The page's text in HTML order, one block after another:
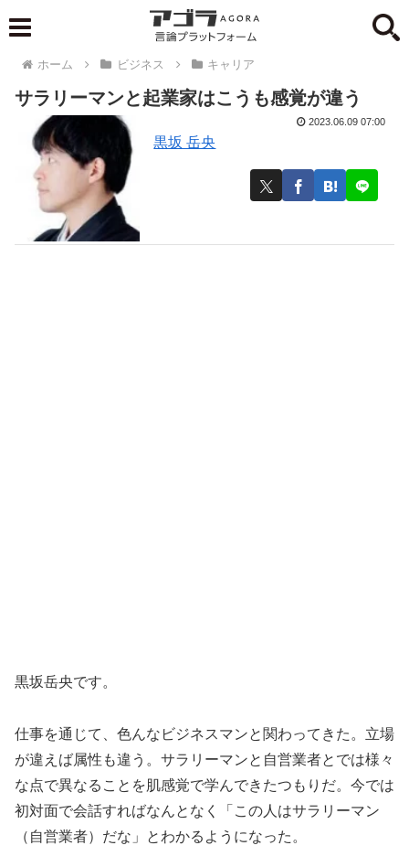
ホーム ビジネス キャリア
サラリーマンと起業家はこうも感覚が違う
黒坂 岳央
2023.06.09 07:00
黒坂岳央です。
仕事を通じて、色んなビジネスマンと関わってきた。立場
が違えば属性も違う。サラリーマンと自営業者とでは様々
な点で異なることを肌感覚で学んできたつもりだ。今では
初対面で会話すればなんとなく「この人はサラリーマン
（自営業者）だな」とわかるようになった。